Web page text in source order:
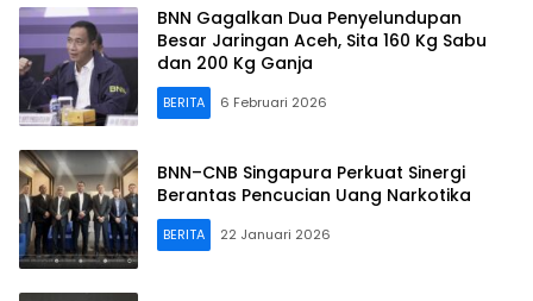
BNN Gagalkan Dua Penyelundupan
Besar Jaringan Aceh, Sita 160 Kg Sabu
dan 200 Kg Ganja
BERITA 6 Februari 2026
BNN–CNB Singapura Perkuat Sinergi
Berantas Pencucian Uang Narkotika
BERITA 22 Januari 2026